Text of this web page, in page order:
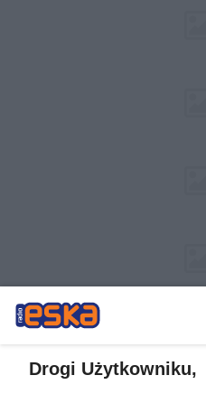
Drogi Użytkowniku,